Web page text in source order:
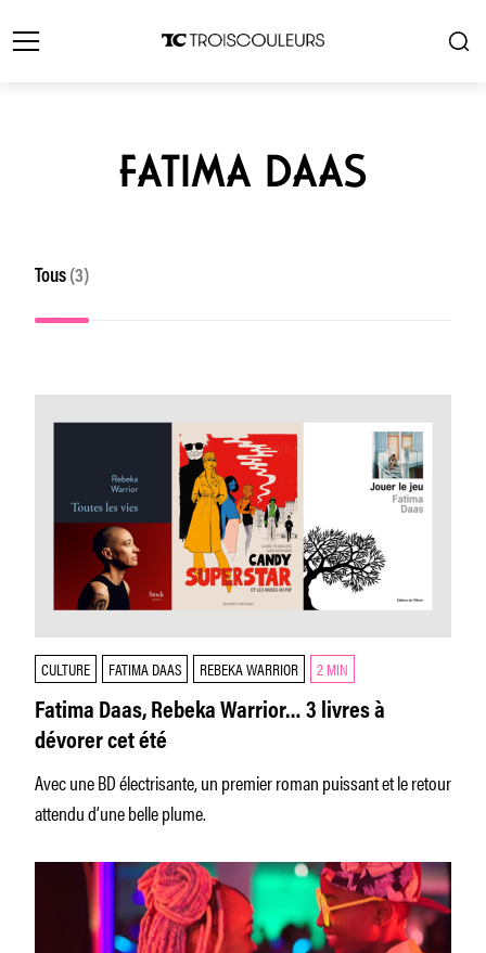
FATIMA DAAS
Tous (3)
CULTURE FATIMA DAAS REBEKA WARRIOR 2 MIN
Fatima Daas, Rebeka Warrior… 3 livres à
dévorer cet été
Avec une BD électrisante, un premier roman puissant et le retour
attendu d’une belle plume.